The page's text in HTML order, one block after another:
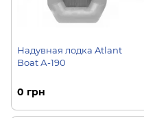
Надувная лодка Atlant
Boat А-190
0 грн